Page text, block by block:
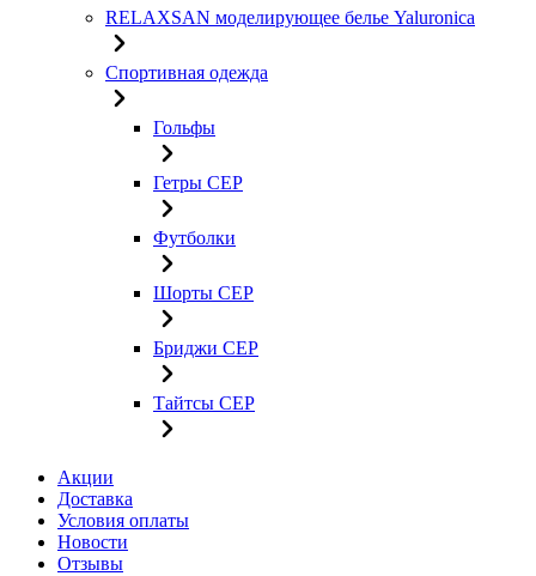
RELAXSAN моделирующее белье Yaluroniсa
Спортивная одежда
Гольфы
Гетры CEP
Футболки
Шорты CEP
Бриджи CEP
Тайтсы CEP
Акции
Доставка
Условия оплаты
Новости
Отзывы